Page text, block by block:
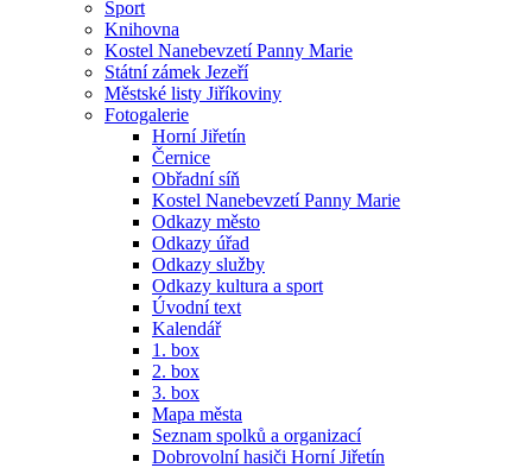
Sport
Knihovna
Kostel Nanebevzetí Panny Marie
Státní zámek Jezeří
Městské listy Jiříkoviny
Fotogalerie
Horní Jiřetín
Černice
Obřadní síň
Kostel Nanebevzetí Panny Marie
Odkazy město
Odkazy úřad
Odkazy služby
Odkazy kultura a sport
Úvodní text
Kalendář
1. box
2. box
3. box
Mapa města
Seznam spolků a organizací
Dobrovolní hasiči Horní Jiřetín